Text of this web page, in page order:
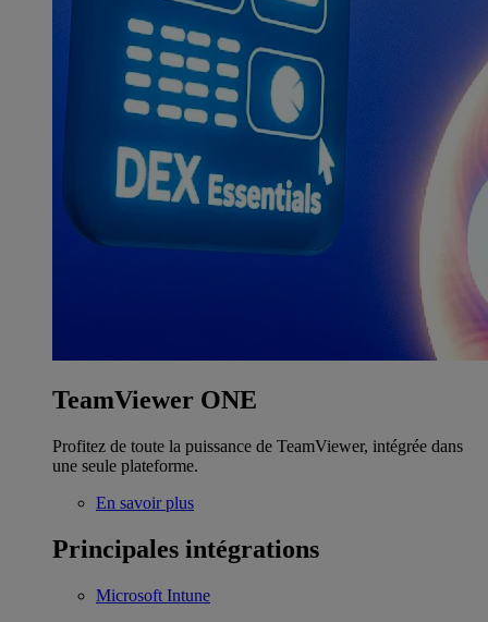
TeamViewer ONE
Profitez de toute la puissance de TeamViewer, intégrée dans
une seule plateforme.
En savoir plus
Principales intégrations
Microsoft Intune